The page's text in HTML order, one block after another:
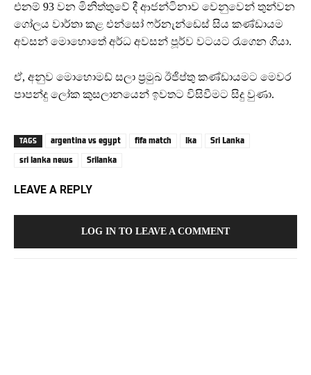
එනම් 93 වන මිනිත්තුවේ දී ආජන්ටිනාව වෙනුවෙන් තුන්වන
ගෝලය වාර්තා කළ එන්සෝ ෆර්නැන්ඩෙස් සිය කණ්ඩායම
අවසන් මොහොතේ අර්ධ අවසන් පූර්ව වටයට රැගෙන ගියා.
ඒ, අනුව මොහොමඩ් සලා ප්‍රමුඛ ඊජිප්තු කණ්ඩායමට මෙවර
පාපන්දු ලෝක කුසලානයෙන් ඉවතට විසිවීමට සිදු වුණා.
TAGS argentina vs egypt fifa match lka
Sri Lanka
sri lanka news
Srilanka
LEAVE A REPLY
LOG IN TO LEAVE A COMMENT